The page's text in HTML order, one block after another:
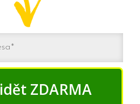
ZDARMA